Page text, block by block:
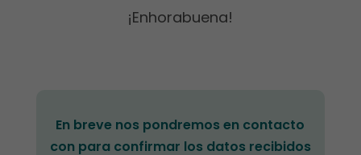
¡Enhorabuena!
En breve nos pondremos en contacto
con para confirmar los datos recibidos